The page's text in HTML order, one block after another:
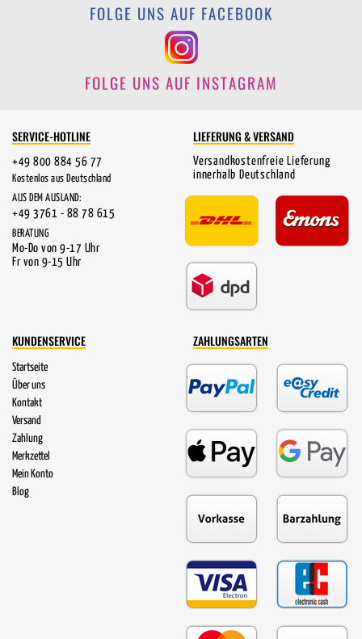
FOLGE UNS AUF FACEBOOK
FOLGE UNS AUF INSTAGRAM
SERVICE-HOTLINE
+49 800 884 56 77
Kostenlos aus Deutschland
AUS DEM AUSLAND:
+49 3761 - 88 78 615
BERATUNG
Mo-Do von 9-17 Uhr
Fr von 9-15 Uhr
LIEFERUNG & VERSAND
Versandkostenfreie Lieferung
innerhalb Deutschland
KUNDENSERVICE
Startseite
Über uns
Kontakt
Versand
Zahlung
Merkzettel
Mein Konto
Blog
ZAHLUNGSARTEN